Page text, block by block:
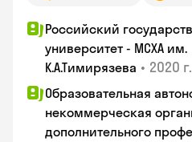
Российский
университет - МСХА им.
К.А.Тимирязева • 2020 г.
Образовательная
некоммерческая
дополнительного